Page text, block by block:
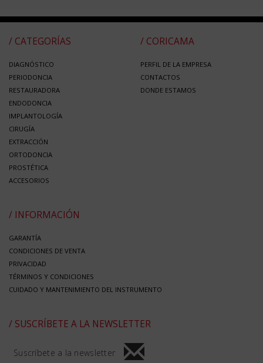
/ CATEGORÍAS
DIAGNÓSTICO
PERIODONCIA
RESTAURADORA
ENDODONCIA
IMPLANTOLOGÍA
CIRUGÍA
EXTRACCIÓN
ORTODONCIA
PROSTÉTICA
ACCESORIOS
/ CORICAMA
PERFIL DE LA EMPRESA
CONTACTOS
DONDE ESTAMOS
/ INFORMACIÓN
GARANTÍA
CONDICIONES DE VENTA
PRIVACIDAD
TÉRMINOS Y CONDICIONES
CUIDADO Y MANTENIMIENTO DEL INSTRUMENTO
/ SUSCRÍBETE A LA NEWSLETTER
Suscríbete a la newsletter